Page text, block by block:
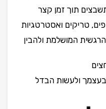
תוך זמן קצר
טריקים ואסטרטגיות
המושלמת ולהבין
ולעשות הבדל